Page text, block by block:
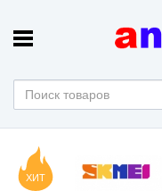
ХИТ